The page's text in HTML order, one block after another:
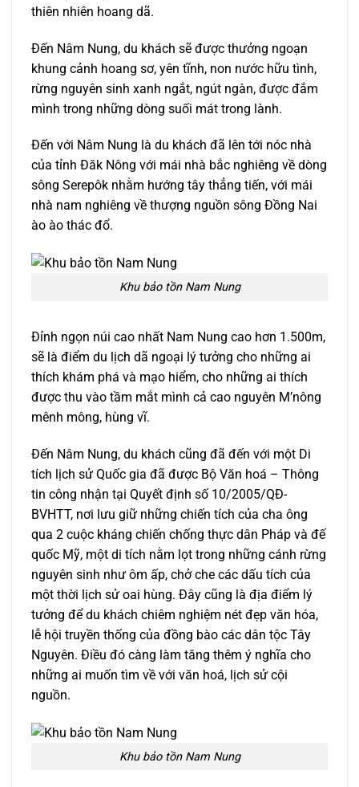
thiên nhiên hoang dã.
Đến Nâm Nung, du khách sẽ được thưởng ngoạn
khung cảnh hoang sơ, yên tĩnh, non nước hữu tình,
rừng nguyên sinh xanh ngắt, ngút ngàn, được đắm
mình trong những dòng suối mát trong lành.
Đến với Nâm Nung là du khách đã lên tới nóc nhà
của tỉnh Đăk Nông với mái nhà bắc nghiêng về dòng
sông Serepôk nhằm hướng tây thẳng tiến, với mái
nhà nam nghiêng về thượng nguồn sông Đồng Nai
ào ào thác đổ.
Khu bảo tồn Nam Nung
Đỉnh ngọn núi cao nhất Nam Nung cao hơn 1.500m,
sẽ là điểm du lịch dã ngoại lý tưởng cho những ai
thích khám phá và mạo hiểm, cho những ai thích
được thu vào tầm mắt mình cả cao nguyên M’nông
mênh mông, hùng vĩ.
Đến Nâm Nung, du khách cũng đã đến với một Di
tích lịch sử Quốc gia đã được Bộ Văn hoá – Thông
tin công nhận tại Quyết định số 10/2005/QĐ-
BVHTT, nơi lưu giữ những chiến tích của cha ông
qua 2 cuộc kháng chiến chống thực dân Pháp và đế
quốc Mỹ, một di tích nằm lọt trong những cánh rừng
nguyên sinh như ôm ấp, chở che các dấu tích của
một thời lịch sử oai hùng. Đây cũng là địa điểm lý
tưởng để du khách chiêm nghiệm nét đẹp văn hóa,
lễ hội truyền thống của đồng bào các dân tộc Tây
Nguyên. Điều đó càng làm tăng thêm ý nghĩa cho
những ai muốn tìm về với văn hoá, lịch sử cội
nguồn.
Khu bảo tồn Nam Nung